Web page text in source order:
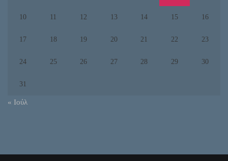
10 11 12 13 14 15 16
17 18 19 20 21 22 23
24 25 26 27 28 29 30
31
« Ιούλ